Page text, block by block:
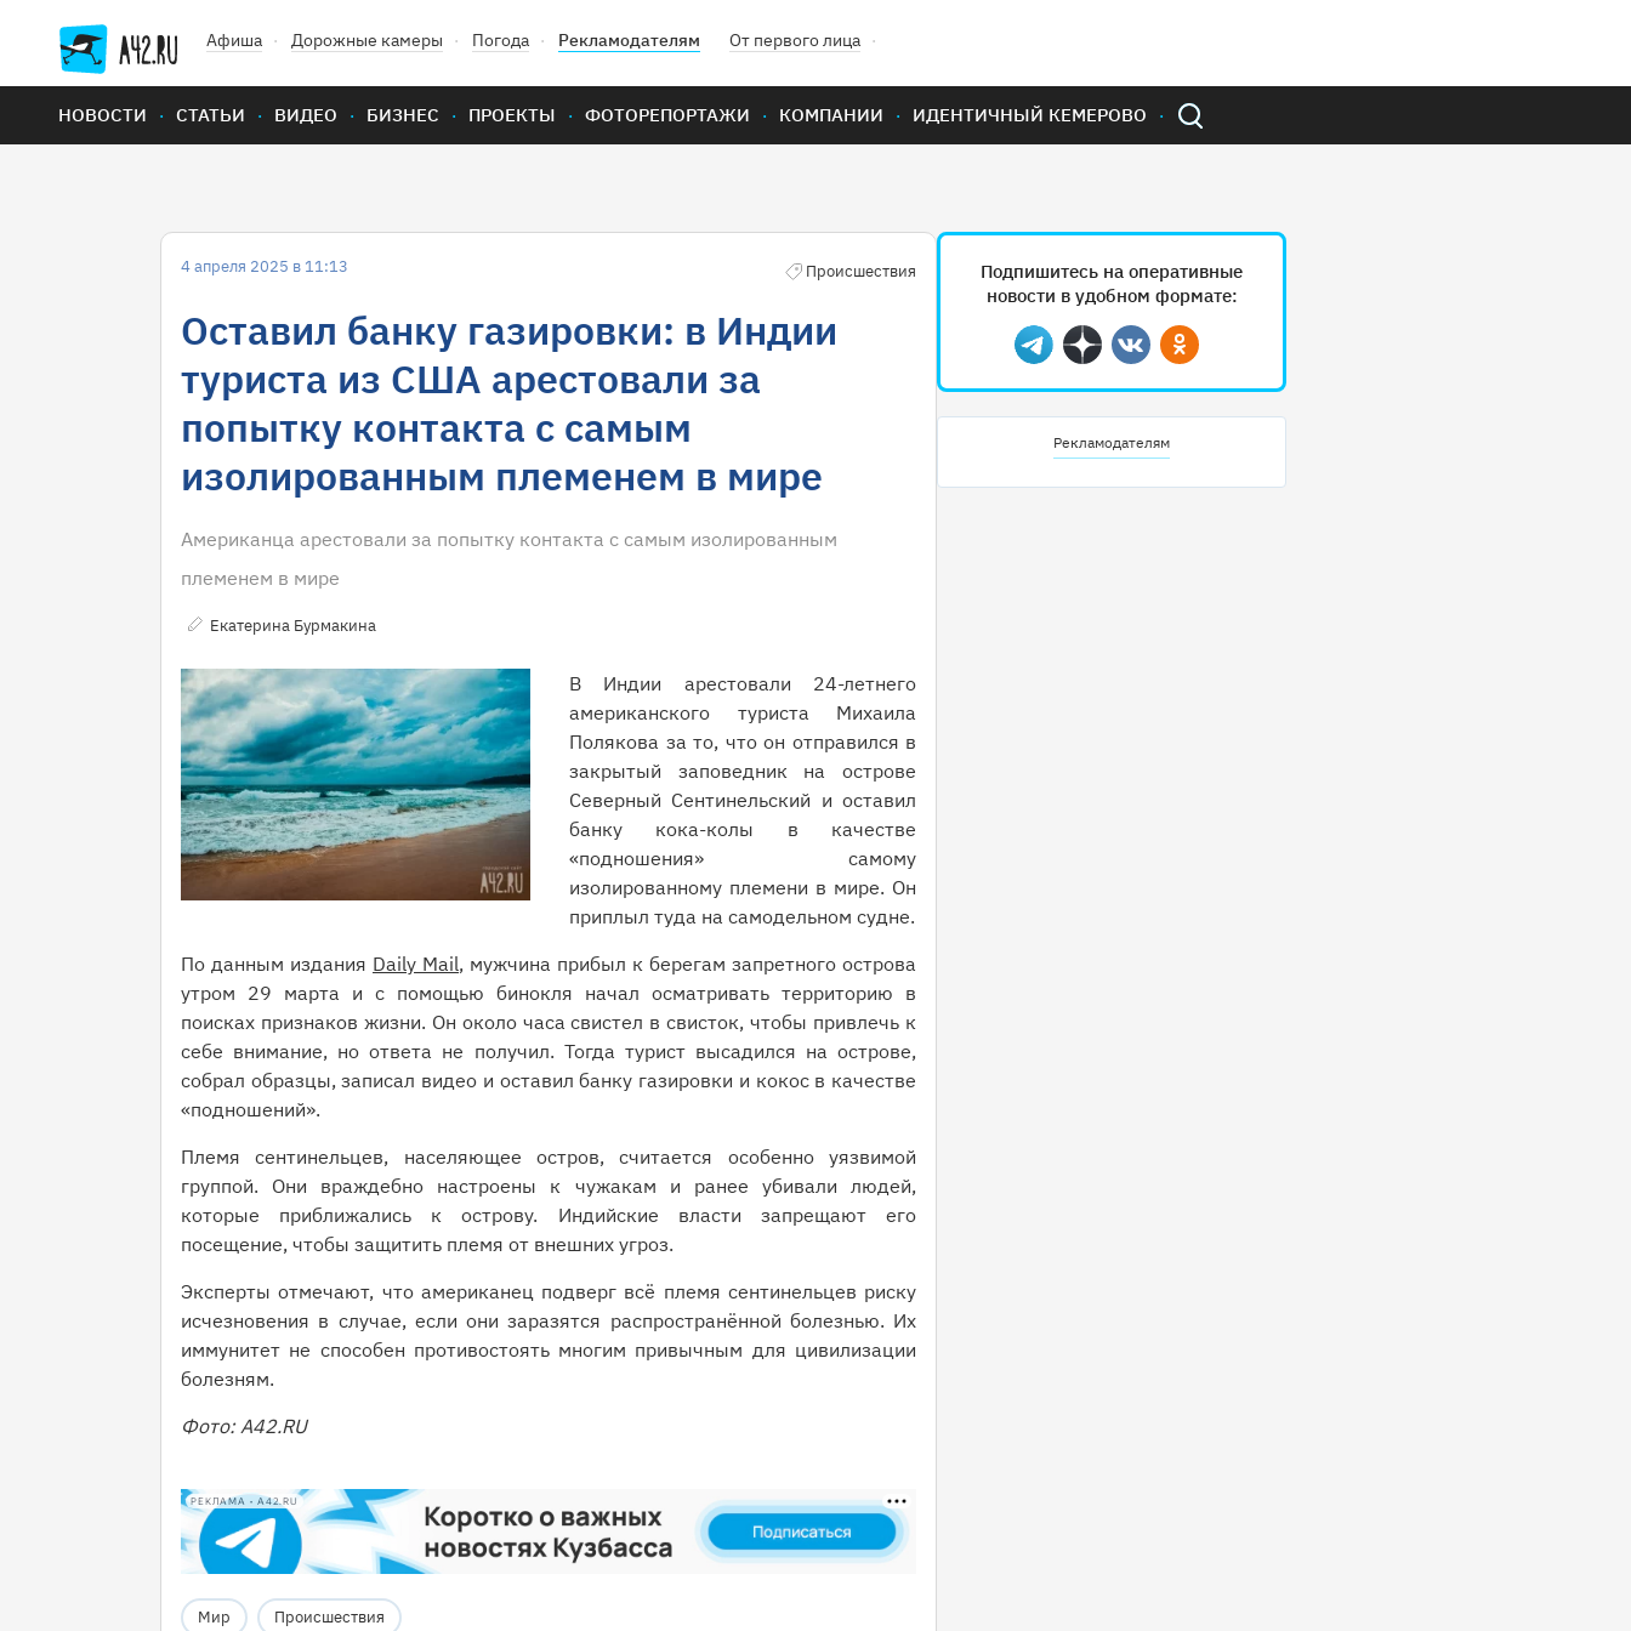
Афиша Дорожные камеры Погода Рекламодателям От первого лица
НОВОСТИ СТАТЬИ ВИДЕО БИЗНЕС ПРОЕКТЫ ФОТОРЕПОРТАЖИ КОМПАНИИ ИДЕНТИЧНЫЙ КЕМЕРОВО
4 апреля 2025 в 11:13 Происшествия
Оставил банку газировки: в Индии
туриста из США арестовали за
попытку контакта с самым
изолированным племенем в мире
Американца арестовали за попытку контакта с самым изолированным
племенем в мире
Екатерина Бурмакина
В Индии арестовали 24-летнего
американского туриста Михаила
Полякова за то, что он отправился в
закрытый заповедник на острове
Северный Сентинельский и оставил
банку кока-колы в качестве
«подношения» самому
изолированному племени в мире. Он
приплыл туда на самодельном судне.
По данным издания Daily Mail, мужчина прибыл к берегам запретного острова
утром 29 марта и с помощью бинокля начал осматривать территорию в
поисках признаков жизни. Он около часа свистел в свисток, чтобы привлечь к
себе внимание, но ответа не получил. Тогда турист высадился на острове,
собрал образцы, записал видео и оставил банку газировки и кокос в качестве
«подношений».
Племя сентинельцев, населяющее остров, считается особенно уязвимой
группой. Они враждебно настроены к чужакам и ранее убивали людей,
которые приближались к острову. Индийские власти запрещают его
посещение, чтобы защитить племя от внешних угроз.
Эксперты отмечают, что американец подверг всё племя сентинельцев риску
исчезновения в случае, если они заразятся распространённой болезнью. Их
иммунитет не способен противостоять многим привычным для цивилизации
болезням.
Фото: А42.RU
РЕКЛАМА • A42.RU
Мир Происшествия
Подпишитесь на оперативные
новости в удобном формате:
Telegram
ДзенВконтактеОдноклассники
Рекламодателям